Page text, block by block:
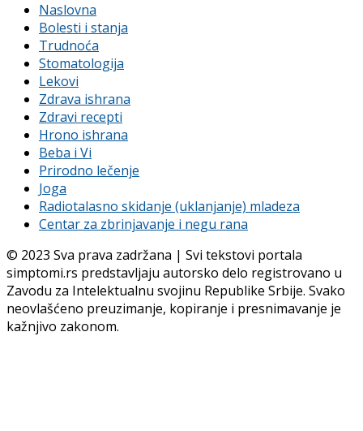
Naslovna
Bolesti i stanja
Trudnoća
Stomatologija
Lekovi
Zdrava ishrana
Zdravi recepti
Hrono ishrana
Beba i Vi
Prirodno lečenje
Joga
Radiotalasno skidanje (uklanjanje) mladeza
Centar za zbrinjavanje i negu rana
© 2023 Sva prava zadržana | Svi tekstovi portala
simptomi.rs predstavljaju autorsko delo registrovano u
Zavodu za Intelektualnu svojinu Republike Srbije. Svako
neovlašćeno preuzimanje, kopiranje i presnimavanje je
kažnjivo zakonom.